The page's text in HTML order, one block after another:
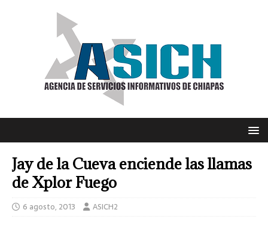
Jay de la Cueva enciende las llamas
de Xplor Fuego
6 agosto, 2013 ASICH2